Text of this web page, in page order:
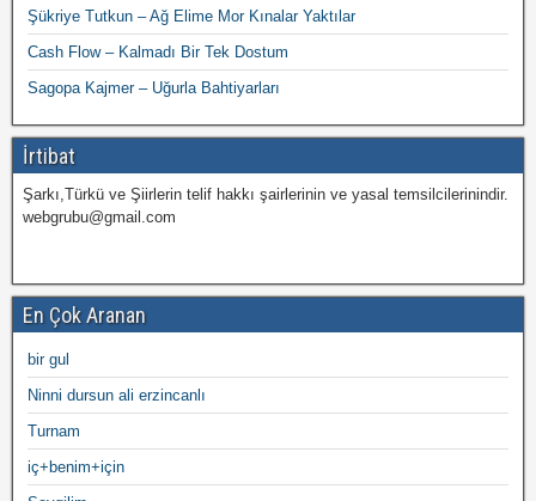
Şükriye Tutkun – Ağ Elime Mor Kınalar Yaktılar
Cash Flow – Kalmadı Bir Tek Dostum
Sagopa Kajmer – Uğurla Bahtiyarları
İrtibat
Şarkı,Türkü ve Şiirlerin telif hakkı şairlerinin ve yasal temsilcilerinindir.
webgrubu@gmail.com
En Çok Aranan
bir gul
Ninni dursun ali erzincanlı
Turnam
iç+benim+için